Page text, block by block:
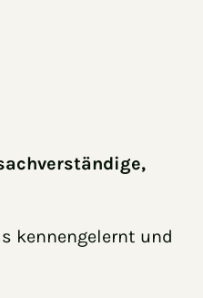
kennengelernt und